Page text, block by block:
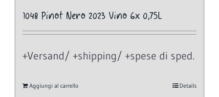
1048 Pinot Nero 2023 Vino 6x 0,75L
+Versand/ +shipping/ +spese di sped.
Aggiungi al carrello Details